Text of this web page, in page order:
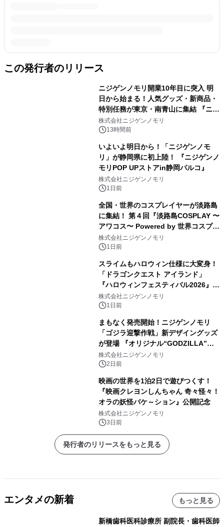
この発行者のリリース
ニジゲンノモリ開業10年目に突入 明
日から始まる！人気グッズ・新商品・
特別任務が東京・南青山に集結 『ニジ
ゲンノモリ POPUPストア in Annex
Aoyama』
株式会社ニジゲンノモリ
13時間前
いよいよ明日から！「ニジゲンノモ
リ」が静岡県に初上陸！ 『ニジゲンノ
モリPOP UPストアin静岡パルコ』
株式会社ニジゲンノモリ
1日前
全国・世界のコスプレイヤーが淡路島
に集結！ 第４回『淡路島COSPLAY 〜
アワコス〜 Powered by 世界コスプレ
サミット』 2026年10月12日（月・
祝）開催決定！
株式会社ニジゲンノモリ
1日前
スライムもハロウィン仕様に大変身！
「ドラゴンクエスト アイランド」
『ハロウィンフェスティバル2026』開
催決定！ ～いたずらモンスターたちが
やってきた！？～
株式会社ニジゲンノモリ
1日前
まもなく発売開始！ニジゲンノモリ
「ゴジラ迎撃作戦」新デザイングッズ
が登場 『オリジナル“GODZILLA”フ
ィギュア付きプレミアムチケット』 8
月8日（土）より新登場！
株式会社ニジゲンノモリ
2日前
映画の世界を1泊2日で遊びつくす！
『映画クレヨンしんちゃん 奇々怪々！
オラの妖怪バケ～ション』公開記念
株式会社ニジゲンノモリ
3日前
発行者のリリースをもっと見る
エンタメの新着 もっと見る
新橋歯科医科診療所 副院長・歯科医師